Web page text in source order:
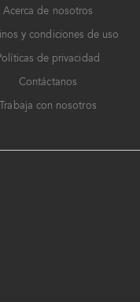
Acerca de nosotros
y condiciones de uso
de privacidad
Contáctanos
Trabaja con nosotros